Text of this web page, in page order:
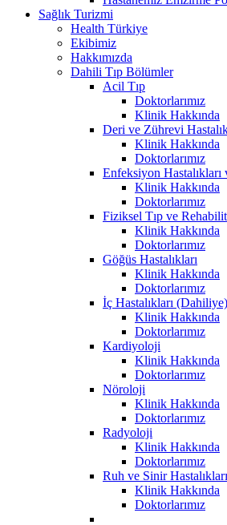
Sağlık Turizmi
Health Türkiye
Ekibimiz
Hakkımızda
Dahili Tıp Bölümler
Acil Tıp
Doktorlarımız
Klinik Hakkında
Deri ve Zührevi
Klinik Hakkında
Doktorlarımız
Enfeksiyon
Klinik Hakkında
Doktorlarımız
Fiziksel Tıp ve
Klinik Hakkında
Doktorlarımız
Göğüs Hastalıkları
Klinik Hakkında
Doktorlarımız
İç Hastalıkları (Dahiliye)
Klinik Hakkında
Doktorlarımız
Kardiyoloji
Klinik Hakkında
Doktorlarımız
Nöroloji
Klinik Hakkında
Doktorlarımız
Radyoloji
Klinik Hakkında
Doktorlarımız
Ruh ve Sinir
Klinik Hakkında
Doktorlarımız